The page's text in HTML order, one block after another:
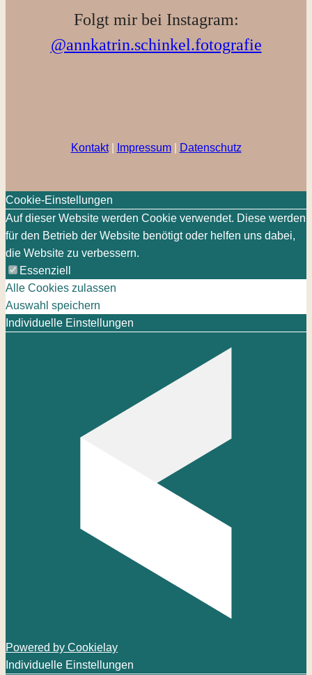
Folgt mir bei Instagram:
@annkatrin.schinkel.fotografie
Kontakt| Impressum| Datenschutz
Cookie-Einstellungen
Auf dieser Website werden Cookie verwendet. Diese werden
für den Betrieb der Website benötigt oder helfen uns dabei,
die Website zu verbessern.
Essenziell
Alle Cookies zulassen
Auswahl speichern
Individuelle Einstellungen
Powered by Cookielay
Individuelle Einstellungen